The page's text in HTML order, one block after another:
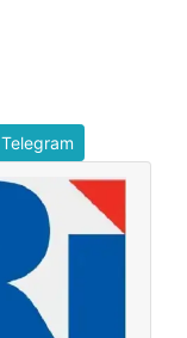
Telegram